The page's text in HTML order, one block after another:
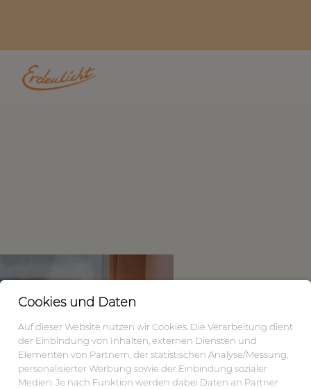
Cookies und Daten
Auf dieser Website nutzen wir Cookies. Die Verarbeitung dient
der Einbindung von Inhalten, externen Diensten und
Elementen von Partnern, der statistischen Analyse/Messung,
personalisierter Werbung sowie der Einbindung sozialer
Medien. Je nach Funktion werden dabei Daten an Partner